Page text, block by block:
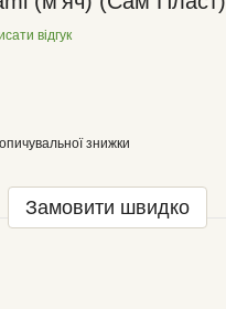
відгук
знижки
Замовити швидко